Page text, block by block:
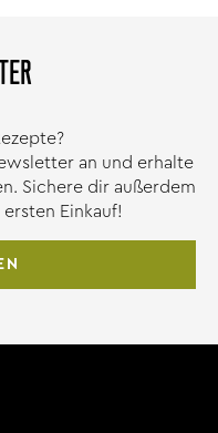
an und erhalte
Sichere dir außerdem
Einkauf!